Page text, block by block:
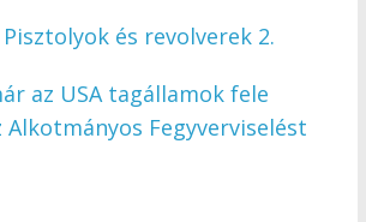
Pisztolyok és revolverek 2.
az USA tagállamok fele
Fegyverviselést